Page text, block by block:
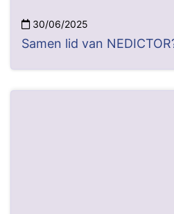
30/06/2025
Samen lid van